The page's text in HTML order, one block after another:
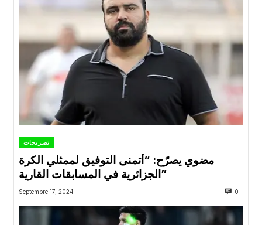
تصريحات
مضوي يصرّح: “أتمنى التوفيق لممثلي الكرة
الجزائرية في المسابقات القارية”
Septembre 17, 2024 0